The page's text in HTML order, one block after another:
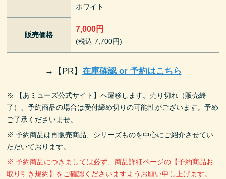
ホワイト
販売価格
7,000円
(税込 7,700円)
→ 【PR】 在庫確認 or 予約はこちら
※ 【あミューズ公式サイト】へ遷移します。売り切れ（販売終
了）、予約商品の場合は受付締め切りの可能性がございます。予め
ご了承くださいませ。
※ 予約商品は再販売商品、シリーズものを中心にご紹介させてい
ただいております。
※ 予約商品につきましては必ず、商品詳細ページの【予約商品お
取り引き規約】をご確認くださいますようお願い申し上げます。